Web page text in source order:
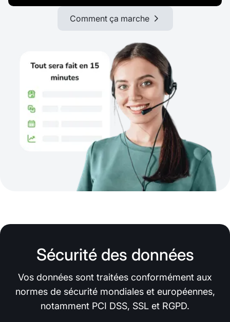
Comment ça marche
Sécurité des données
Vos données sont traitées conformément aux
normes de sécurité mondiales et européennes,
notamment PCI DSS, SSL et RGPD.